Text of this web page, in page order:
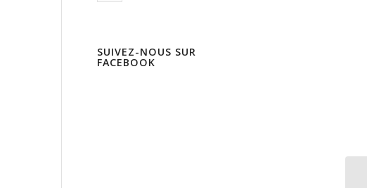
SUIVEZ-NOUS SUR
FACEBOOK